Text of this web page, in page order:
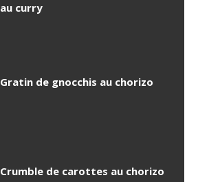
au curry
Gratin de gnocchis au chorizo
Crumble de carottes au chorizo